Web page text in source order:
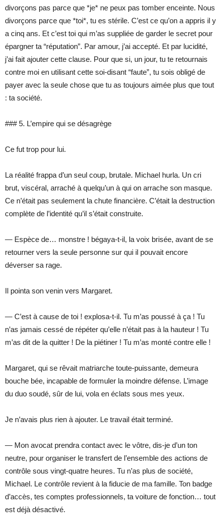
divorçons pas parce que *je* ne peux pas tomber enceinte. Nous
divorçons parce que *toi*, tu es stérile. C’est ce qu’on a appris il y
a cinq ans. Et c’est toi qui m’as suppliée de garder le secret pour
épargner ta “réputation”. Par amour, j’ai accepté. Et par lucidité,
j’ai fait ajouter cette clause. Pour que si, un jour, tu te retournais
contre moi en utilisant cette soi-disant “faute”, tu sois obligé de
payer avec la seule chose que tu as toujours aimée plus que tout
: ta société.
### 5. L’empire qui se désagrège
Ce fut trop pour lui.
La réalité frappa d’un seul coup, brutale. Michael hurla. Un cri
brut, viscéral, arraché à quelqu’un à qui on arrache son masque.
Ce n’était pas seulement la chute financière. C’était la destruction
complète de l’identité qu’il s’était construite.
— Espèce de… monstre ! bégaya-t-il, la voix brisée, avant de se
retourner vers la seule personne sur qui il pouvait encore
déverser sa rage.
Il pointa son venin vers Margaret.
— C’est à cause de toi ! explosa-t-il. Tu m’as poussé à ça ! Tu
n’as jamais cessé de répéter qu’elle n’était pas à la hauteur ! Tu
m’as dit de la quitter ! De la piétiner ! Tu m’as monté contre elle !
Margaret, qui se rêvait matriarche toute-puissante, demeura
bouche bée, incapable de formuler la moindre défense. L’image
du duo soudé, sûr de lui, vola en éclats sous mes yeux.
Je n’avais plus rien à ajouter. Le travail était terminé.
— Mon avocat prendra contact avec le vôtre, dis-je d’un ton
neutre, pour organiser le transfert de l’ensemble des actions de
contrôle sous vingt-quatre heures. Tu n’as plus de société,
Michael. Le contrôle revient à la fiducie de ma famille. Ton badge
d’accès, tes comptes professionnels, ta voiture de fonction… tout
est déjà désactivé.